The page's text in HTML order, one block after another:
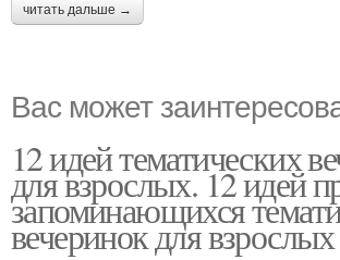
читать дальше →
Вас может
12 идей тематических
для взрослых. 12 идей
запоминающихся
вечеринок для взрослых